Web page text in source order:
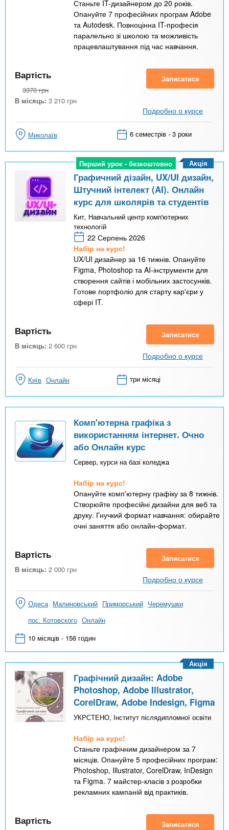
Станьте IT-дизайнером до 20 років.
Опануйте 7 професійних програм Adobe
та Autodesk. Повноцінна IT-професія
паралельно зі школою та можливість
працевлаштування під час навчання.
Вартість
3370 грн
В місяць: 3 210 грн
Записатися
Подробно о курсе
Миколаїв 6 семестрів - 3 роки
Перший урок - безкоштовно
Перший урок - безкоштовно
Графичний дізайн, UX/UI дизайн,
Штучний інтелект (AI). Онлайн
курс для школярів та студентів
Кит, Навчальний центр комп'ютерних
технологій
22 Серпень 2026
Набір на курс!
UX/UI дизайнер за 16 тижнів. Опануйте
Figma, Photoshop та AI-інструменти для
створення сайтів і мобільних застосунків.
Готове портфоліо для старту кар'єри у
сфері IT.
Акція
Вартість
В місяць: 2 600 грн
Записатися
Подробно о курсе
Київ Онлайн три місяці
Комп'ютерна графіка з
використанням інтернет. Очно
або Онлайн курс
Сервер, курси на базі коледжа
Набір на курс!
Опануйте комп'ютерну графіку за 8 тижнів.
Створюйте професійні дизайни для веб та
друку. Гнучкий формат навчання: обирайте
очні заняття або онлайн-формат.
Вартість
В місяць: 2 000 грн
Записатися
Подробно о курсе
Одеса Малиновський Приморський Черемушки
пос. Котовского Онлайн
10 місяців - 156 годин
Графічний дизайн: Adobe
Photoshop, Adobe Illustrator,
CorelDraw, Adobe Indesign, Figma
УКРСТЕНО, Інститут післядипломної освіти
Набір на курс!
Станьте графічним дизайнером за 7
місяців. Опануйте 5 професійних програм:
Photoshop, Illustrator, CorelDraw, InDesign
та Figma. 7 майстер-класів з розробки
рекламних кампаній від практиків.
Акція
Вартість Записатися